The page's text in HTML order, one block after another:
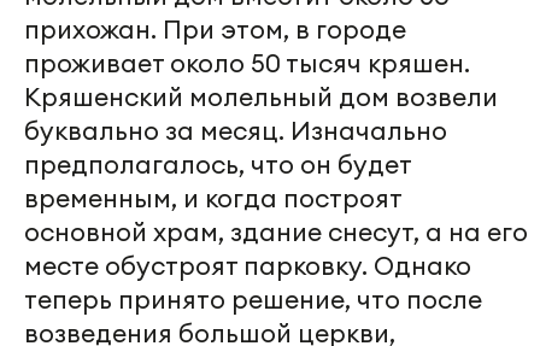
прихожан. При этом, в городе
проживает около 50 тысяч кряшен.
Кряшенский молельный дом возвели
буквально за месяц. Изначально
предполагалось, что он будет
временным, и когда построят
основной храм, здание снесут, а на его
месте обустроят парковку. Однако
теперь принято решение, что после
возведения большой церкви,